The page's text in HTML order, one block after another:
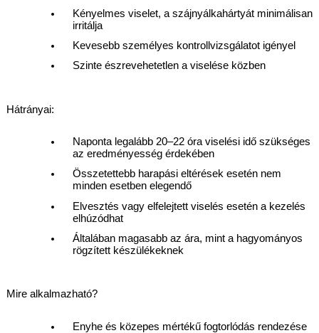
Kényelmes viselet, a szájnyálkahártyát minimálisan
irritálja
Kevesebb személyes kontrollvizsgálatot igényel
Szinte észrevehetetlen a viselése közben
Hátrányai:
Naponta legalább 20–22 óra viselési idő szükséges
az eredményesség érdekében
Összetettebb harapási eltérések esetén nem
minden esetben elegendő
Elvesztés vagy elfelejtett viselés esetén a kezelés
elhúzódhat
Általában magasabb az ára, mint a hagyományos
rögzített készülékeknek
Mire alkalmazható?
Enyhe és közepes mértékű fogtorlódás rendezése